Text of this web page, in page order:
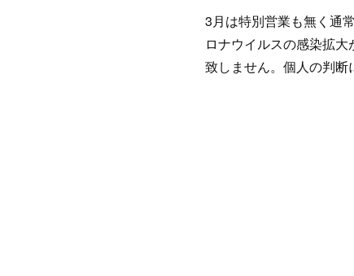
3月は特別営業も無く通
ロナウイルスの感染拡
致しません。個人の判